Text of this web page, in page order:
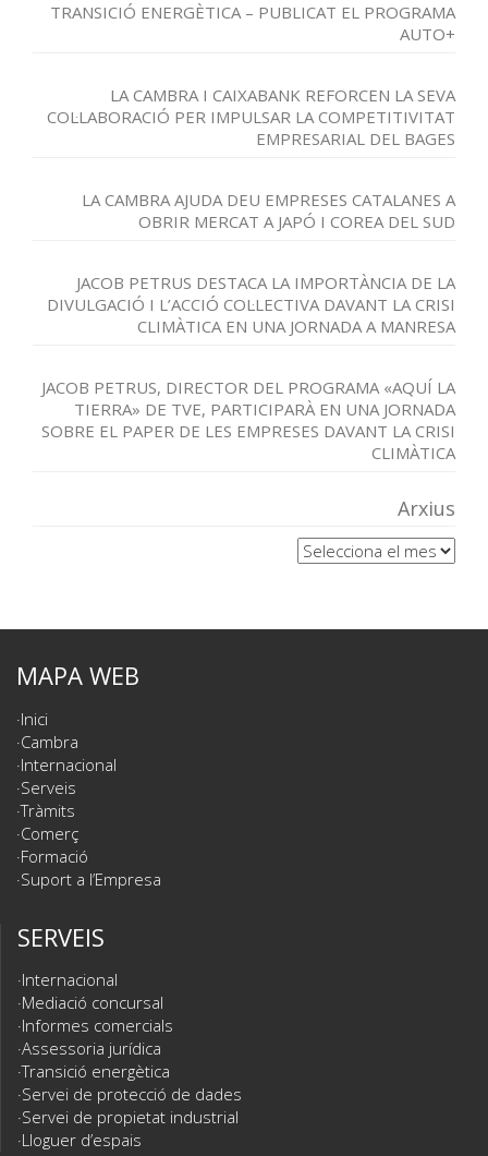
TRANSICIÓ ENERGÈTICA – PUBLICAT EL PROGRAMA
AUTO+
LA CAMBRA I CAIXABANK REFORCEN LA SEVA
COL·LABORACIÓ PER IMPULSAR LA COMPETITIVITAT
EMPRESARIAL DEL BAGES
LA CAMBRA AJUDA DEU EMPRESES CATALANES A
OBRIR MERCAT A JAPÓ I COREA DEL SUD
JACOB PETRUS DESTACA LA IMPORTÀNCIA DE LA
DIVULGACIÓ I L’ACCIÓ COL·LECTIVA DAVANT LA CRISI
CLIMÀTICA EN UNA JORNADA A MANRESA
JACOB PETRUS, DIRECTOR DEL PROGRAMA «AQUÍ LA
TIERRA» DE TVE, PARTICIPARÀ EN UNA JORNADA
SOBRE EL PAPER DE LES EMPRESES DAVANT LA CRISI
CLIMÀTICA
Arxius
Arxius
MAPA WEB
Inici
Cambra
Internacional
Serveis
Tràmits
Comerç
Formació
Suport a l’Empresa
SERVEIS
Internacional
Mediació concursal
Informes comercials
Assessoria jurídica
Transició energètica
Servei de protecció de dades
Servei de propietat industrial
Lloguer d’espais